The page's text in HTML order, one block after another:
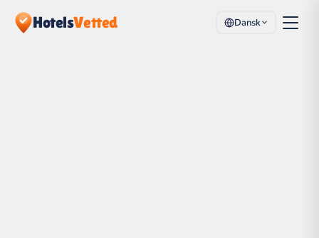
HotelsVetted Dansk